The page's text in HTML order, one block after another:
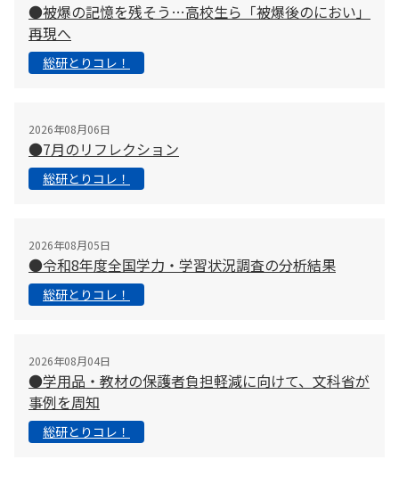
●被爆の記憶を残そう…高校生ら「被爆後のにおい」
再現へ
総研とりコレ！
2026年08月06日
●7月のリフレクション
総研とりコレ！
2026年08月05日
●令和8年度全国学力・学習状況調査の分析結果
総研とりコレ！
2026年08月04日
●学用品・教材の保護者負担軽減に向けて、文科省が
事例を周知
総研とりコレ！